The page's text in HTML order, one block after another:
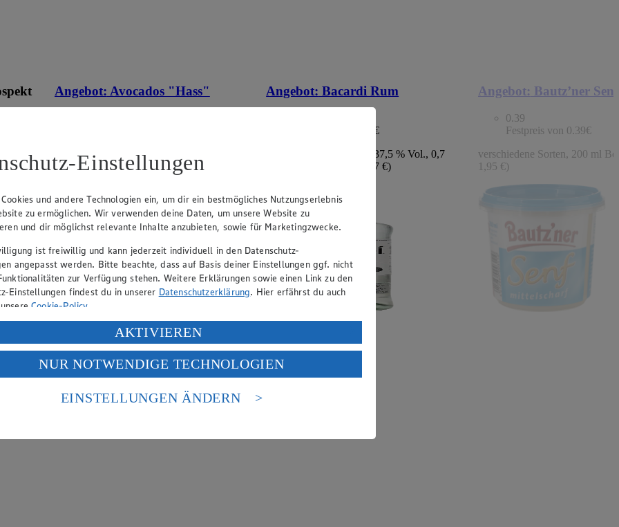
Angebot: Avocados "Hass"
aus der Republik Südafrika, Kl. I Abbildung
ähnlich., 2er Packung
Angebot: Bacardi Rum
Festpreis von 9.99€
verschiedene Sorten, 27-37,5 % Vol., 0,7
Liter Flasche, (1 l = 14,27 €)
Angebot: Bautz’ner Senf
0.39
Festpreis von 0.39€
verschiedene Sorten, 200 ml
1,95 €)
Einstellungen
und andere Technologien ein, um dir ein bestmögliches Nutzungserlebnis
zu ermöglichen. Wir verwenden deine Daten, um unsere Website zu
und dir möglichst relevante Inhalte anzubieten, sowie für Marketingzwecke.
ist freiwillig und kann jederzeit individuell in den Datenschutz-
angepasst werden. Bitte beachte, dass auf Basis deiner Einstellungen ggf. nicht
zur Verfügung stehen. Weitere Erklärungen sowie einen Link zu den
Einstellungen findest du in unserer Datenschutzerklärung. Hier erfährst du auch
Cookie-Policy.
deiner personenbezogenen Daten in den USA durch Facebook und YouTube:
„Aktivieren“ klickst, willigst du im Sinne des Art. 49 Abs. 1 Satz 1 lit. a) DSGVO
Daten in den USA verarbeitet werden. Der EuGH sieht die USA als Land mit
europäischen Standards nicht angemessenen Datenschutzniveau an. Es besteht das
Zugriffs durch US-amerikanische Behörden.
AKTIVIEREN
NUR NOTWENDIGE TECHNOLOGIEN
EINSTELLUNGEN ÄNDERN